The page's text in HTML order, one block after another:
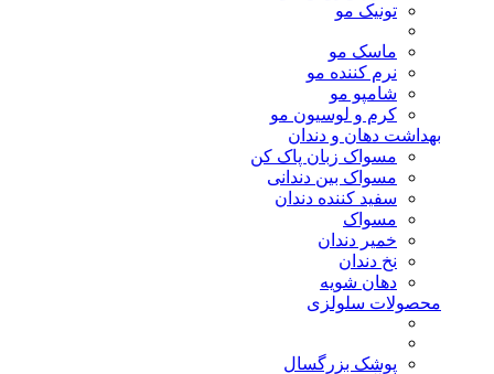
تونیک مو
ماسک مو
نرم کننده مو
شامپو مو
کرم و لوسیون مو
بهداشت دهان و دندان
مسواک زبان پاک کن
مسواک بین دندانی
سفید کننده دندان
مسواک
خمیر دندان
نخ دندان
دهان شویه
محصولات سلولزی
پوشک بزرگسال